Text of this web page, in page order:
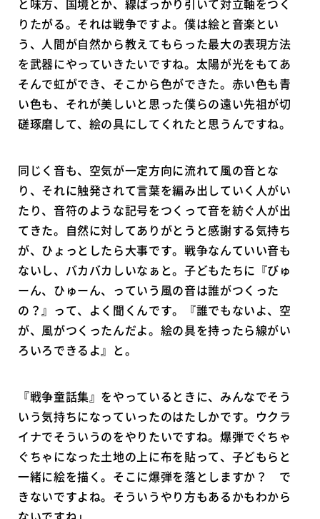
と味方、国境とか、線ばっかり引いて対立軸をつく
りたがる。それは戦争ですよ。僕は絵と音楽とい
う、人間が自然から教えてもらった最大の表現方法
を武器にやっていきたいですね。太陽が光をもてあ
そんで虹ができ、そこから色ができた。赤い色も青
い色も、それが美しいと思った僕らの遠い先祖が切
磋琢磨して、絵の具にしてくれたと思うんですね。
同じく音も、空気が一定方向に流れて風の音とな
り、それに触発されて言葉を編み出していく人がい
たり、音符のような記号をつくって音を紡ぐ人が出
てきた。自然に対してありがとうと感謝する気持ち
が、ひょっとしたら大事です。戦争なんていい音も
ないし、バカバカしいなぁと。子どもたちに『びゅ
ーん、ひゅーん、っていう風の音は誰がつくった
の？』って、よく聞くんです。『誰でもないよ、空
が、風がつくったんだよ。絵の具を持ったら線がい
ろいろできるよ』と。
『戦争童話集』をやっているときに、みんなでそう
いう気持ちになっていったのはたしかです。ウクラ
イナでそういうのをやりたいですね。爆弾でぐちゃ
ぐちゃになった土地の上に布を貼って、子どもらと
一緒に絵を描く。そこに爆弾を落としますか？ で
きないですよね。そういうやり方もあるかもわから